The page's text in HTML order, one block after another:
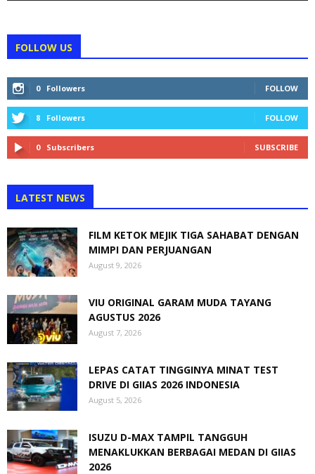
FOLLOW US
0 Followers FOLLOW
8 Followers FOLLOW
0 Subscribers SUBSCRIBE
LATEST NEWS
FILM KETOK MEJIK TIGA SAHABAT DENGAN
MIMPI DAN PERJUANGAN
August 9, 2026
VIU ORIGINAL GARAM MUDA TAYANG
AGUSTUS 2026
August 7, 2026
LEPAS CATAT TINGGINYA MINAT TEST
DRIVE DI GIIAS 2026 INDONESIA
August 5, 2026
ISUZU D-MAX TAMPIL TANGGUH
MENAKLUKKAN BERBAGAI MEDAN DI GIIAS
2026